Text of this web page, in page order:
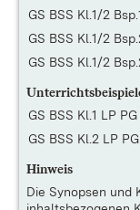
GS BSS Kl.1/2
GS BSS Kl.1/2
GS BSS Kl.1/2
GS BSS Kl.1 LP PG
GS BSS Kl.2 LP PG
Hinweis
Die Synopsen und